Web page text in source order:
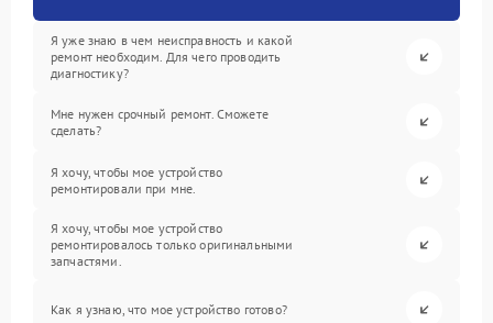
Я уже знаю в чем неисправность и какой
ремонт необходим. Для чего проводить
диагностику?
Мне нужен срочный ремонт. Сможете
сделать?
Я хочу, чтобы мое устройство
ремонтировали при мне.
Я хочу, чтобы мое устройство
ремонтировалось только оригинальными
запчастями.
Как я узнаю, что мое устройство готово?